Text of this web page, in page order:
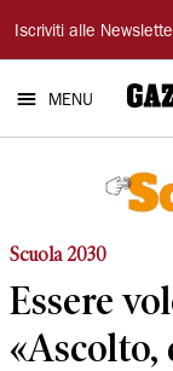
Gazzetta
di
Modena
Iscriviti alle
MENU
Scuola 2030
Essere
«Ascolto,